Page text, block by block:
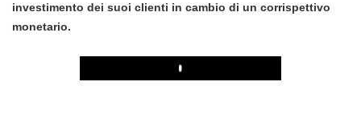
investimento dei suoi clienti in cambio di un corrispettivo
monetario.
Play